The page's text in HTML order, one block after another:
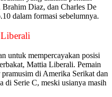
Diaz, dan Charles De
dalam formasi sebelumnya.
untuk mempercayakan posisi
Mattia Liberali. Pemain
di Amerika Serikat dan
di Serie C, meski usianya masih